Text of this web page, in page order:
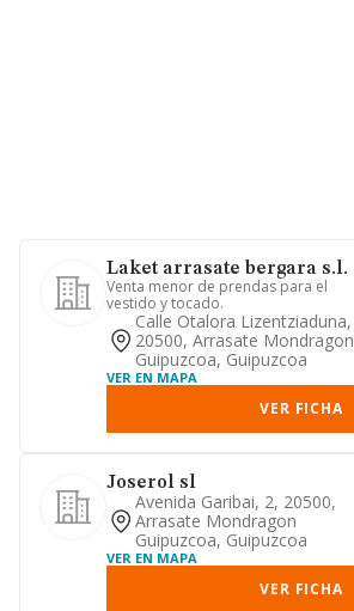
Laket arrasate bergara s.l.
Venta menor de prendas para el
vestido y tocado.
Calle Otalora Lizentziaduna,
20500, Arrasate Mondragon
Guipuzcoa, Guipuzcoa
VER EN MAPA
VER FICHA
Joserol sl
Avenida Garibai, 2, 20500,
Arrasate Mondragon
Guipuzcoa, Guipuzcoa
VER EN MAPA
VER FICHA